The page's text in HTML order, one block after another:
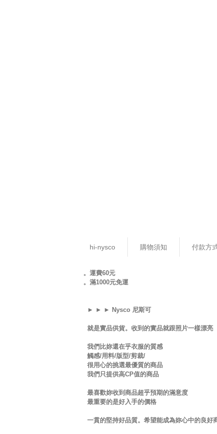
hi-nysco 購物須知 付款方
。運費60元
。滿1000元免運
► ► ► Nysco 尼斯可
就是實品供貨。收到的實品就跟照片一樣漂亮
我們比妳還在乎衣服的質感
觸感/用料/版型/剪裁/
很用心的挑選最優質的商品
我們只提供高CP值的商品
最喜歡妳收到商品超乎預期的滿意度
最重要的是好入手的價格
一貫的堅持好品質。希望能成為妳心中的良好